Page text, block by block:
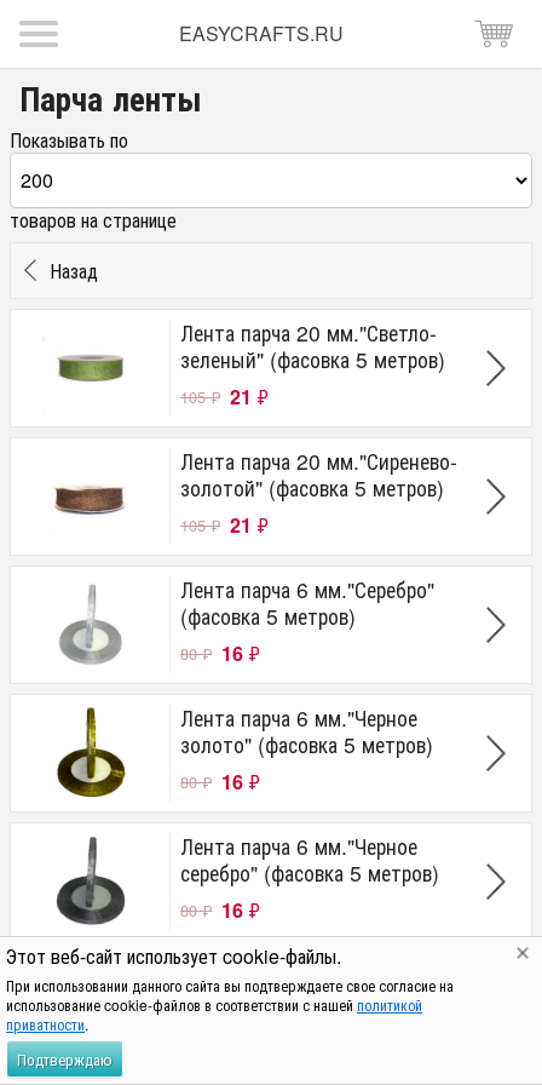
Этот веб-сайт использует cookie-файлы.
При использовании данного сайта вы подтверждаете свое согласие на
использование cookie-файлов в соответствии с нашей политикой
приватности.
Подтверждаю
EASYCRAFTS.RU
Парча ленты
Показывать по
товаров на странице
Назад
Лента парча 20 мм."Светло-
зеленый" (фасовка 5 метров)
105₽ 21 ₽
Лента парча 20 мм."Сиренево-
золотой" (фасовка 5 метров)
105₽ 21 ₽
Лента парча 6 мм."Серебро"
(фасовка 5 метров)
80₽ 16 ₽
Лента парча 6 мм."Черное
золото" (фасовка 5 метров)
80₽ 16 ₽
Лента парча 6 мм."Черное
серебро" (фасовка 5 метров)
80₽ 16 ₽